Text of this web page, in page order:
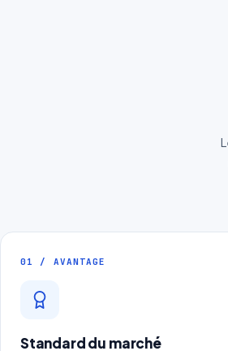
01 / AVANTAGE
Standard du marché